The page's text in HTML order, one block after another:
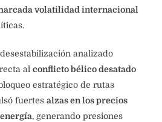
volatilidad internacional
analizado
al conflicto bélico desatado
estratégico de rutas
fuertes alzas en los precios
, generando presiones